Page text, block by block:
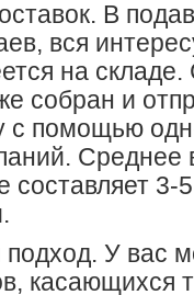
В
вся
на
собран и
с помощью
Среднее
составляет
У вас
касающихся